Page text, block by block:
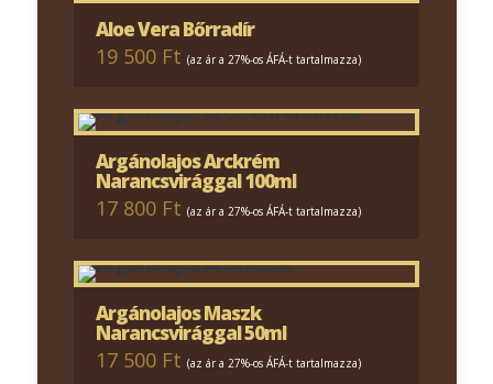
Aloe Vera Bőrradír
19 500 Ft (az ár a 27%-os ÁFÁ-t tartalmazza)
Argánolajos Arckrém
Narancsvirággal 100ml
17 800 Ft (az ár a 27%-os ÁFÁ-t tartalmazza)
Argánolajos Maszk
Narancsvirággal 50ml
17 500 Ft (az ár a 27%-os ÁFÁ-t tartalmazza)